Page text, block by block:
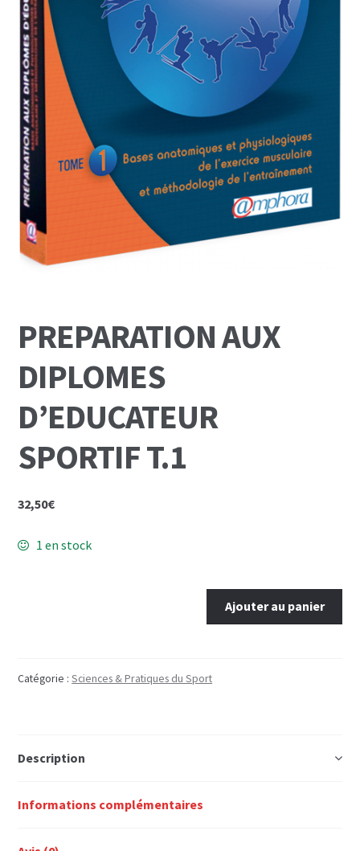
Mon Compte
Panier
PREPARATION AUX
DIPLOMES
D’EDUCATEUR
SPORTIF T.1
32,50€
1 en stock
DIPLOMES
Ajouter au panier
Catégorie :Sciences & Pratiques du Sport
Description
Informations complémentaires